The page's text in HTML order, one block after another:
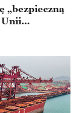
„bezpieczną
Unii